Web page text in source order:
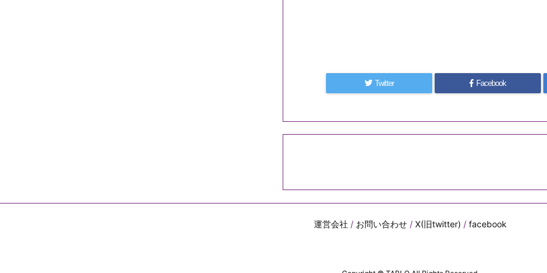
Twitter Facebook
運営会社 / お問い合わせ/ X(旧twitter) / facebook